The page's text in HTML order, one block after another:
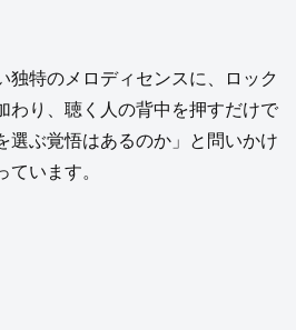
独特のメロディセンスに、ロック
わり、聴く人の背中を押すだけで
選ぶ覚悟はあるのか」と問いかけ
います。